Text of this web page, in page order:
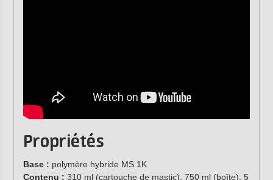
Propriétés
Base : polymère hybride MS 1K
Contenu : 310 ml (cartouche de mastic), 750 ml (boîte), 5